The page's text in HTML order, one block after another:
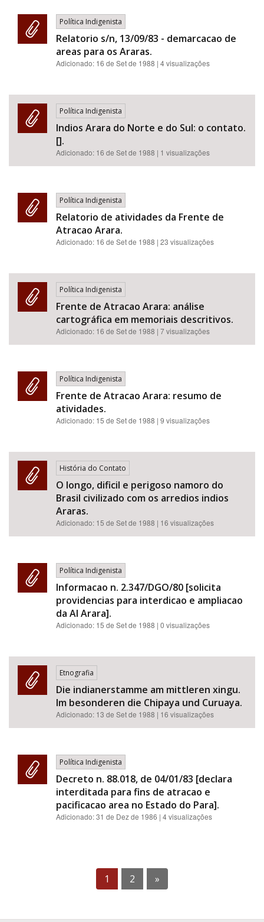
Política Indigenista
Relatorio s/n, 13/09/83 - demarcacao de
areas para os Araras.
Adicionado: 16 de Set de 1988 | 4 visualizações
Política Indigenista
Indios Arara do Norte e do Sul: o contato.
[].
Adicionado: 16 de Set de 1988 | 1 visualizações
Política Indigenista
Relatorio de atividades da Frente de
Atracao Arara.
Adicionado: 16 de Set de 1988 | 23 visualizações
Política Indigenista
Frente de Atracao Arara: análise
cartográfica em memoriais descritivos.
Adicionado: 16 de Set de 1988 | 7 visualizações
Política Indigenista
Frente de Atracao Arara: resumo de
atividades.
Adicionado: 15 de Set de 1988 | 9 visualizações
História do Contato
O longo, dificil e perigoso namoro do
Brasil civilizado com os arredios indios
Araras.
Adicionado: 15 de Set de 1988 | 16 visualizações
Política Indigenista
Informacao n. 2.347/DGO/80 [solicita
providencias para interdicao e ampliacao
da AI Arara].
Adicionado: 15 de Set de 1988 | 0 visualizações
Etnografia
Die indianerstamme am mittleren xingu.
Im besonderen die Chipaya und Curuaya.
Adicionado: 13 de Set de 1988 | 16 visualizações
Política Indigenista
Decreto n. 88.018, de 04/01/83 [declara
interditada para fins de atracao e
pacificacao area no Estado do Para].
Adicionado:31 de Dez de 1986 | 4 visualizações
1 2 »